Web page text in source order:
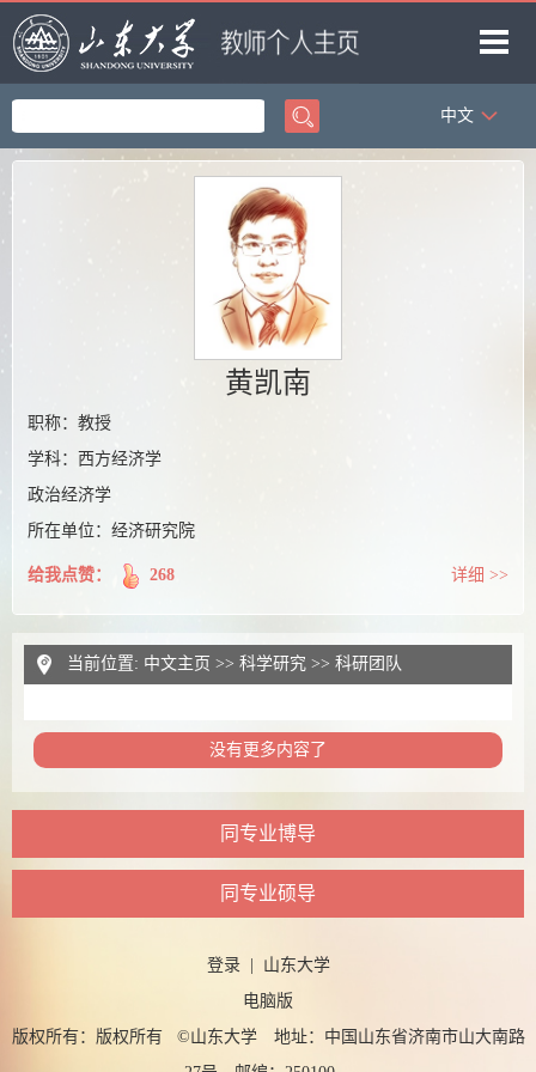
首页
中文
黄凯南
职称：教授
学科：西方经济学
政治经济学
所在单位：经济研究院
给我点赞： 268 详细 >>
当前位置: 中文主页 >> 科学研究 >> 科研团队
没有更多内容了
同专业博导
同专业硕导
登录| 山东大学
电脑版
版权所有：版权所有 ©山东大学 地址：中国山东省济南市山大南路